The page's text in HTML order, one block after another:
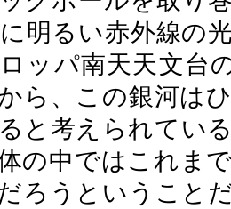
明るい赤外線の
ッパ南天天文台
ら、この銀河は
と考えられてい
の中ではこれま
ろうということ